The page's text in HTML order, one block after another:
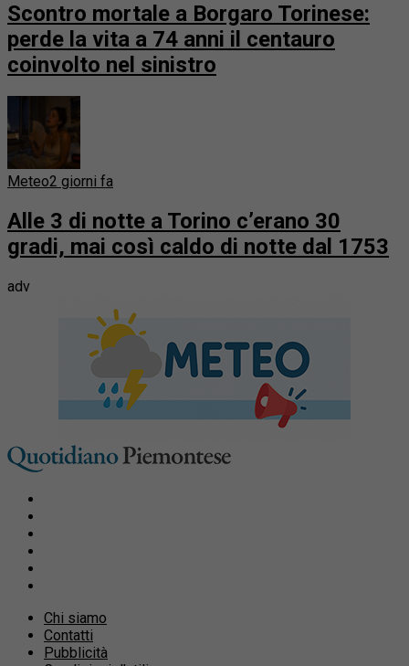
Scontro mortale a Borgaro Torinese:
perde la vita a 74 anni il centauro
coinvolto nel sinistro
Meteo2 giorni fa
Alle 3 di notte a Torino c’erano 30
gradi, mai così caldo di notte dal 1753
adv
Chi siamo
Contatti
Pubblicità